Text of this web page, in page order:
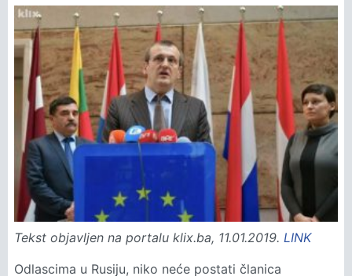
Tekst objavljen na portalu klix.ba, 11.01.2019. LINK
Odlascima u Rusiju, niko neće postati članica